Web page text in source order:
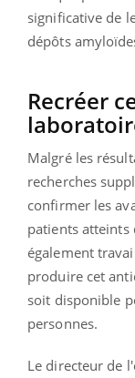
significative de
dépôts
Recréer
Malgré les
recherches
confirmer les
patients atteints
également
produire cet
soit disponible
personnes.
Le directeur de